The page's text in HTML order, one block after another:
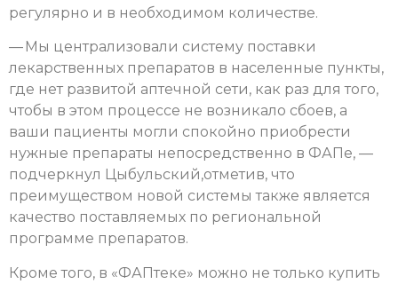
регулярно и в необходимом количестве.
— Мы централизовали систему поставки
лекарственных препаратов в населенные пункты,
где нет развитой аптечной сети, как раз для того,
чтобы в этом процессе не возникало сбоев, а
ваши пациенты могли спокойно приобрести
нужные препараты непосредственно в ФАПе, —
подчеркнул Цыбульский,отметив, что
преимуществом новой системы также является
качество поставляемых по региональной
программе препаратов.
Кроме того, в «ФАПтеке» можно не только купить